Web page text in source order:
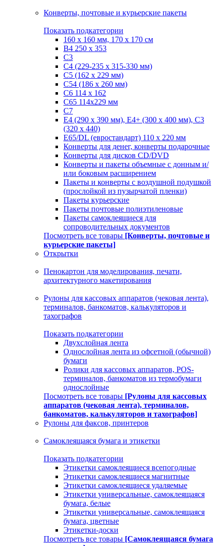
Конверты, почтовые и курьерские пакеты
Показать подкатегории
160 х 160 мм, 170 х 170 см
B4 250 х 353
C3
C4 (229-235 х 315-330 мм)
C5 (162 х 229 мм)
C54 (186 x 260 мм)
C6 114 х 162
C65 114х229 мм
C7
Е4 (290 х 390 мм), E4+ (300 х 400 мм), С3
(320 х 440)
Е65/DL (евростандарт) 110 х 220 мм
Конверты для денег, конверты подарочные
Конверты для дисков CD/DVD
Конверты и пакеты объемные с донным и/
или боковым расширением
Пакеты и конверты с воздушной подушкой
(прослойкой из пузырчатой пленки)
Пакеты курьерские
Пакеты почтовые полиэтиленовые
Пакеты самоклеящиеся для
сопроводительных документов
Посмотреть все товары [Конверты, почтовые и
курьерские пакеты]
Открытки
Пенокартон для моделирования, печати,
архитектурного макетирования
Рулоны для кассовых аппаратов (чековая лента),
терминалов, банкоматов, калькуляторов и
тахографов
Показать подкатегории
Двухслойная лента
Однослойная лента из офсетной (обычной)
бумаги
Ролики для кассовых аппаратов, POS-
терминалов, банкоматов из термобумаги
однослойные
Посмотреть все товары [Рулоны для кассовых
аппаратов (чековая лента), терминалов,
банкоматов, калькуляторов и тахографов]
Рулоны для факсов, принтеров
Самоклеящаяся бумага и этикетки
Показать подкатегории
Этикетки самоклеящиеся всепогодные
Этикетки самоклеящиеся магнитные
Этикетки самоклеящиеся удаляемые
Этикетки универсальные, самоклеящаяся
бумага, белые
Этикетки универсальные, самоклеящаяся
бумага, цветные
Этикетки-доски
Посмотреть все товары [Самоклеящаяся бумага